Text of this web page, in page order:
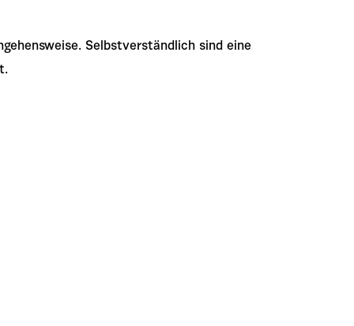
Selbstverständlich sind eine